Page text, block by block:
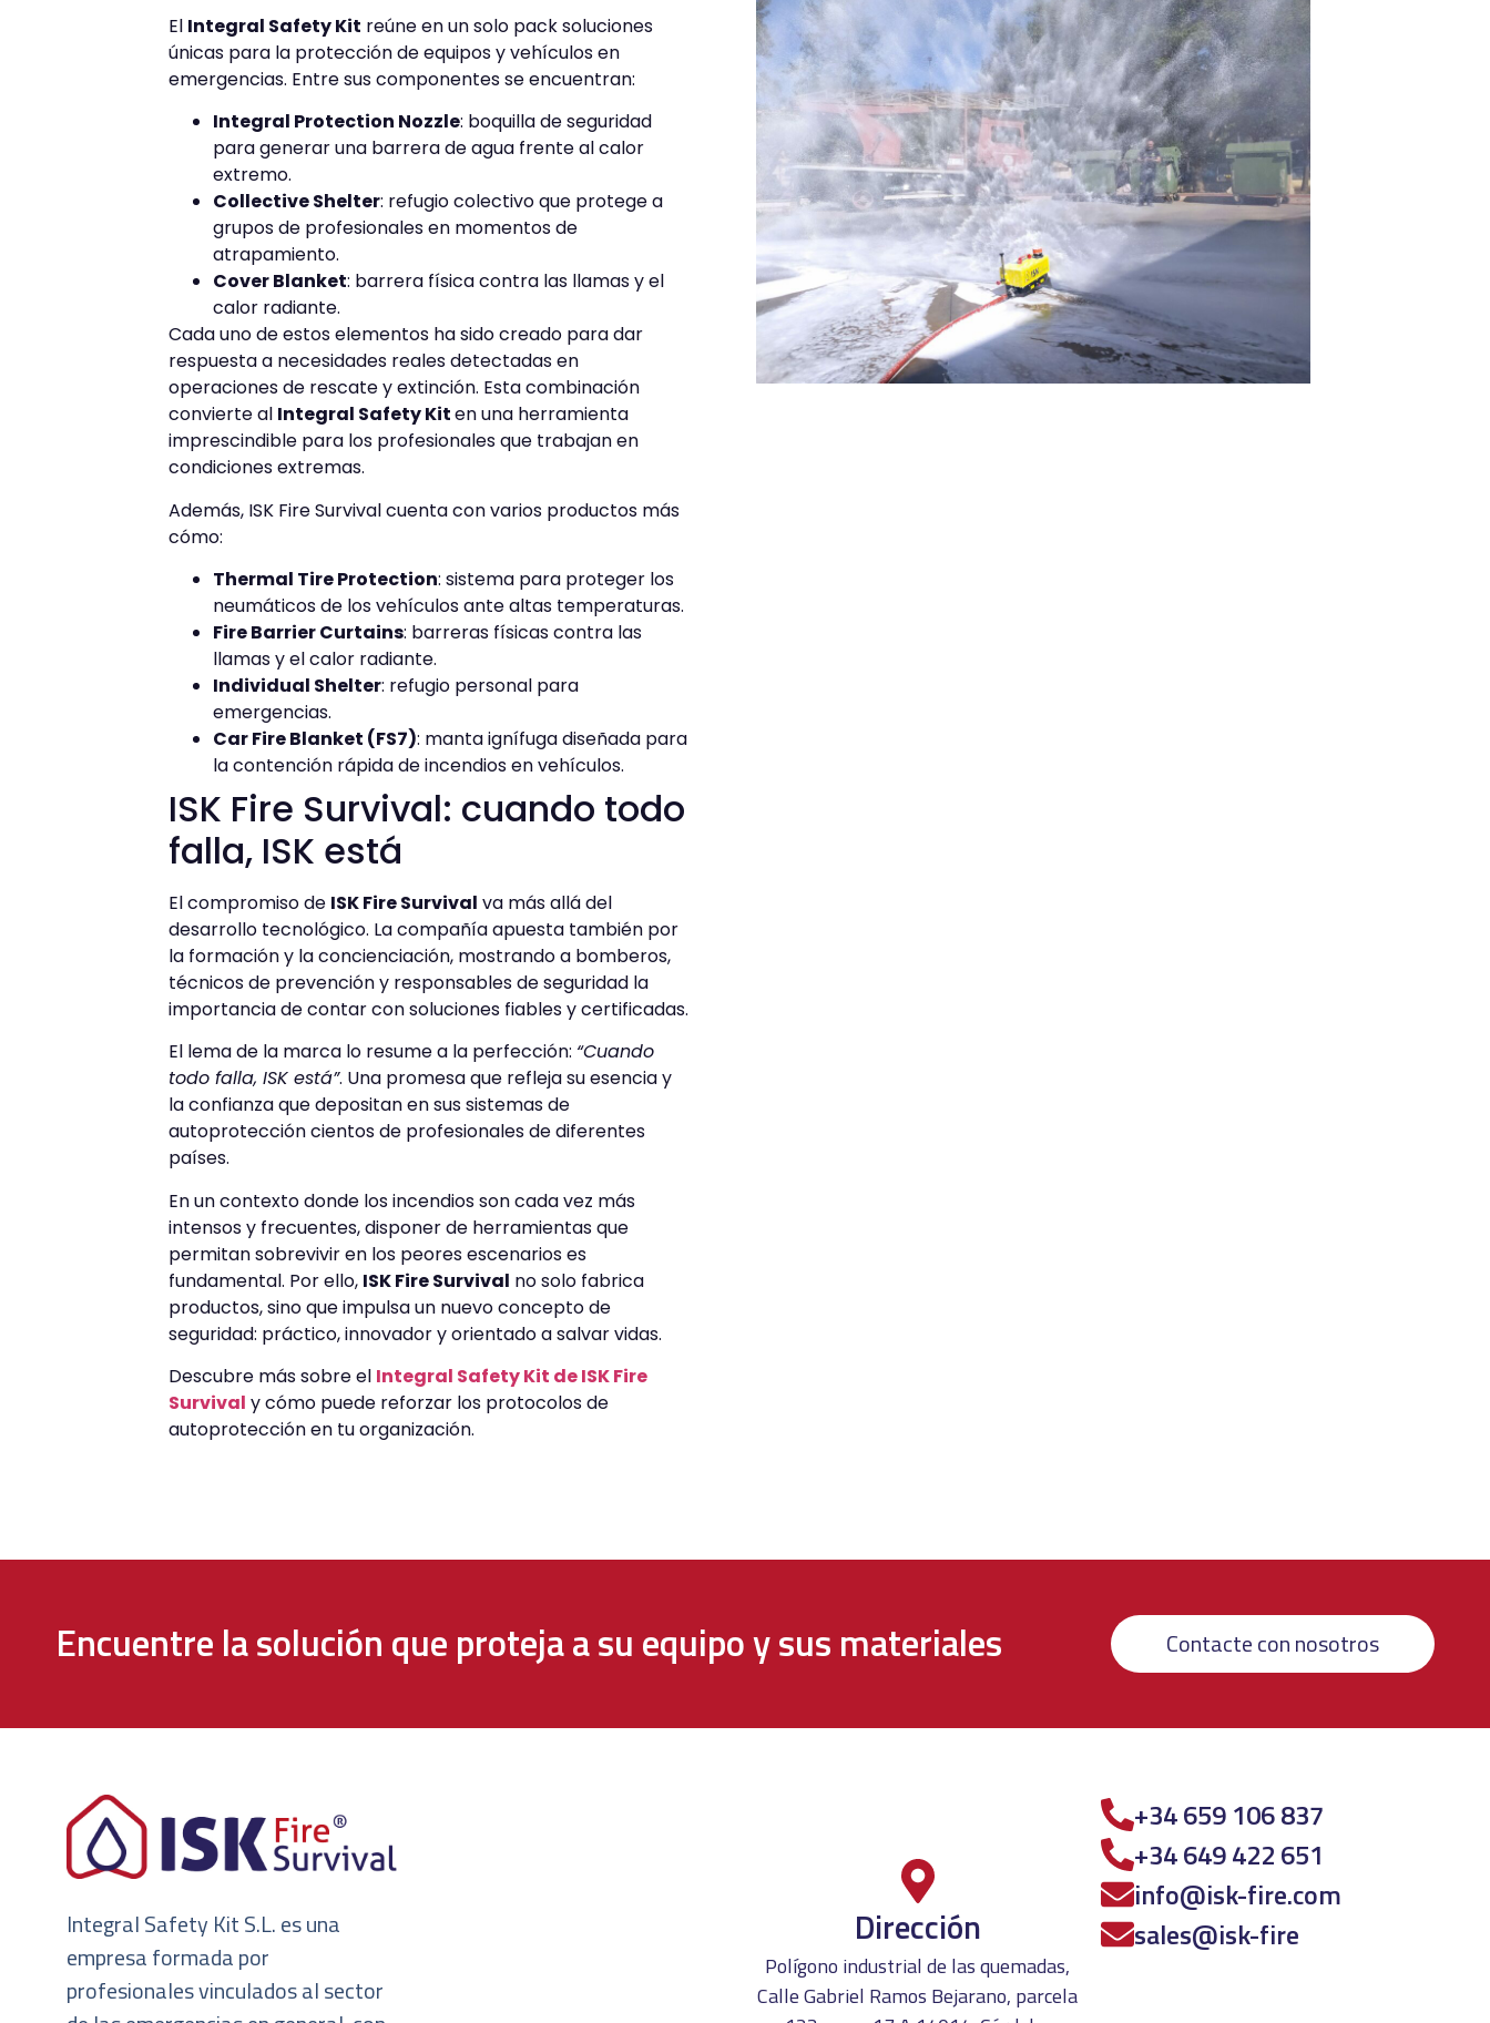
El Integral Safety Kit reúne en un solo pack soluciones
únicas para la protección de equipos y vehículos en
emergencias. Entre sus componentes se encuentran:
Integral Protection Nozzle: boquilla de seguridad
para generar una barrera de agua frente al calor
extremo.
Collective Shelter: refugio colectivo que protege a
grupos de profesionales en momentos de
atrapamiento.
Cover Blanket: barrera física contra las llamas y el
calor radiante.
Cada uno de estos elementos ha sido creado para dar
respuesta a necesidades reales detectadas en
operaciones de rescate y extinción. Esta combinación
convierte al Integral Safety Kiten una herramienta
imprescindible para los profesionales que trabajan en
condiciones extremas.
Además, ISK Fire Survival cuenta con varios productos más
cómo:
Thermal Tire Protection: sistema para proteger los
neumáticos de los vehículos ante altas temperaturas.
Fire Barrier Curtains: barreras físicas contra las
llamas y el calor radiante.
Individual Shelter: refugio personal para
emergencias.
Car Fire Blanket (FS7): manta ignífuga diseñada para
la contención rápida de incendios en vehículos.
ISK Fire Survival: cuando todo
falla, ISK está
El compromiso de ISK Fire Survival va más allá del
desarrollo tecnológico. La compañía apuesta también por
la formación y la concienciación, mostrando a bomberos,
técnicos de prevención y responsables de seguridad la
importancia de contar con soluciones fiables y certificadas.
El lema de la marca lo resume a la perfección: “Cuando
todo falla, ISK está”. Una promesa que refleja su esencia y
la confianza que depositan en sus sistemas de
autoprotección cientos de profesionales de diferentes
países.
En un contexto donde los incendios son cada vez más
intensos y frecuentes, disponer de herramientas que
permitan sobrevivir en los peores escenarios es
fundamental. Por ello, ISK Fire Survival no solo fabrica
productos, sino que impulsa un nuevo concepto de
seguridad: práctico, innovador y orientado a salvar vidas.
Descubre más sobre el Integral Safety Kit de ISK Fire
Survival y cómo puede reforzar los protocolos de
autoprotección en tu organización.
Encuentre la solución que proteja a su equipo y sus materiales Contacte con nosotros
Integral Safety Kit S.L. es una
empresa formada por
profesionales vinculados al sector
Dirección
Polígono industrial de las quemadas,
Calle Gabriel Ramos Bejarano, parcela
+34 659 106 837
+34 649 422 651
info@isk-fire.com
sales@isk-fire